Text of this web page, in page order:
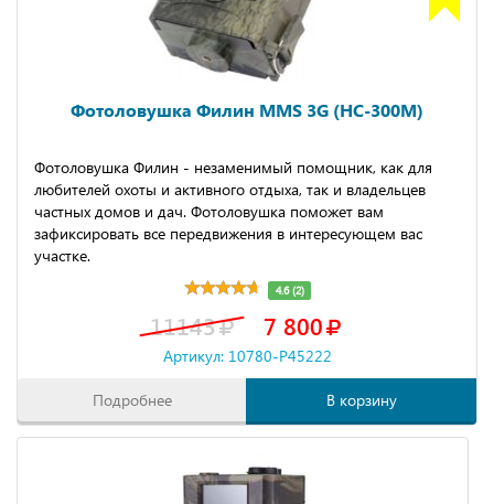
Фотоловушка Филин MMS 3G (HC-300M)
Фотоловушка Филин - незаменимый помощник, как для
любителей охоты и активного отдыха, так и владельцев
частных домов и дач. Фотоловушка поможет вам
зафиксировать все передвижения в интересующем вас
участке.
4.6 (2)
11143 7 800
Артикул: 10780-P45222
Подробнее В корзину